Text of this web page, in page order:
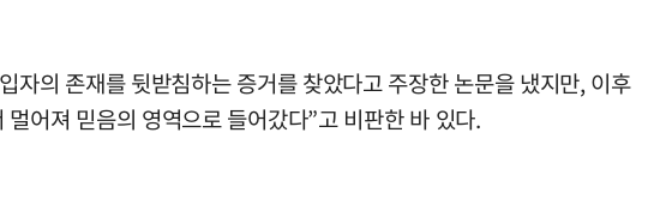
의 존재를 뒷받침하는 증거를 찾았다고 주장한 논문을 냈지만, 이후
어져 믿음의 영역으로 들어갔다”고 비판한 바 있다.